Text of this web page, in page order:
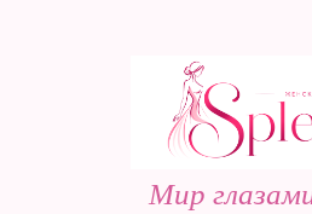
Мир